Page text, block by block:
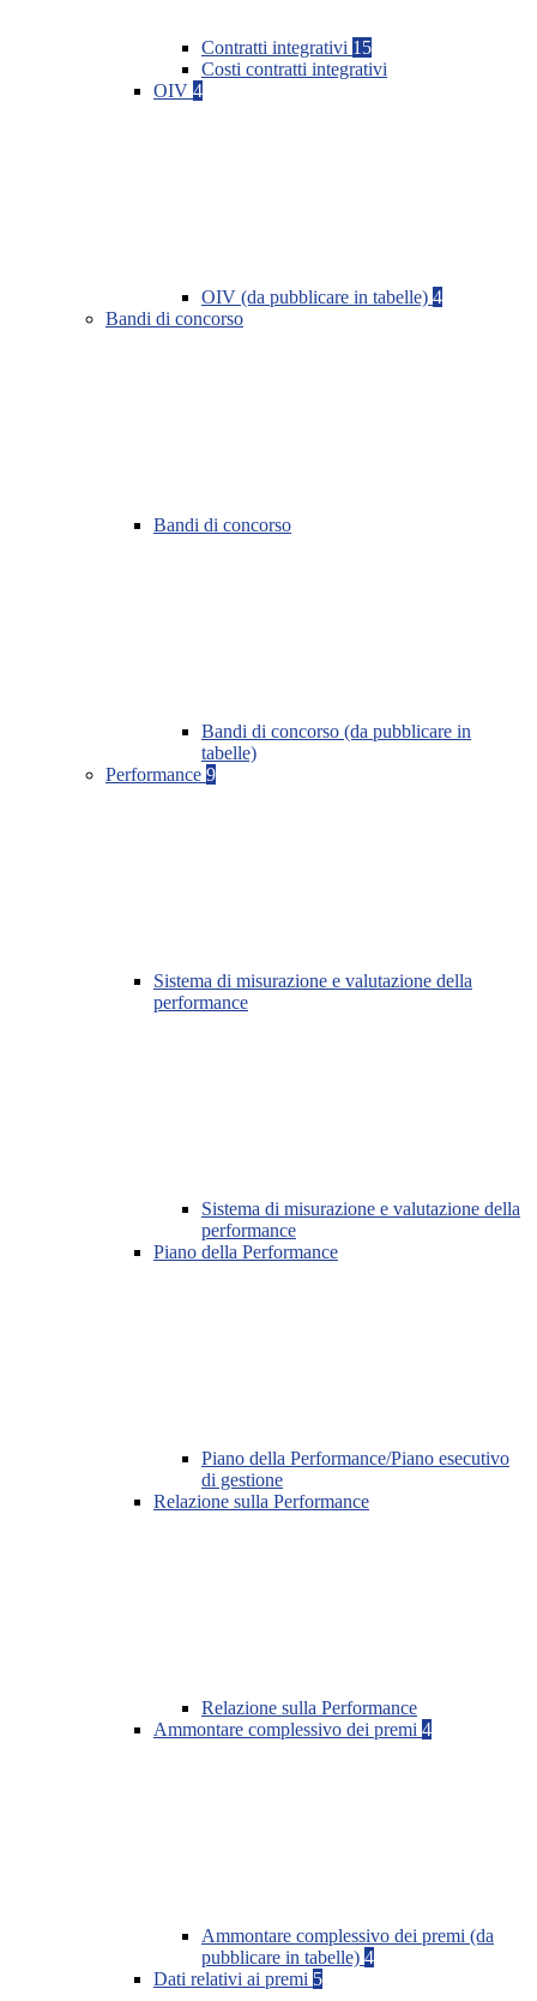
Contratti integrativi 15
Costi contratti integrativi
OIV 4
OIV (da pubblicare in tabelle) 4
Bandi di concorso
Bandi di concorso
Bandi di concorso (da pubblicare in
tabelle)
Performance 9
Sistema di misurazione e valutazione della
performance
Sistema di misurazione e valutazione della
performance
Piano della Performance
Piano della Performance/Piano esecutivo
di gestione
Relazione sulla Performance
Relazione sulla Performance
Ammontare complessivo dei premi 4
Ammontare complessivo dei premi (da
pubblicare in tabelle) 4
Dati relativi ai premi 5